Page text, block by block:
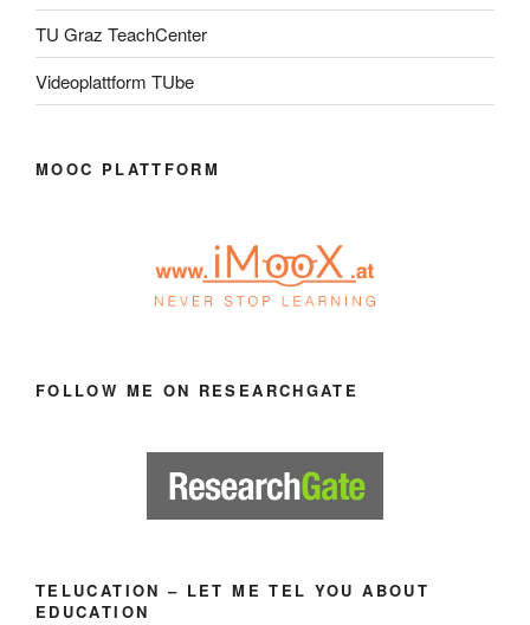
TU Graz TeachCenter
Videoplattform TUbe
MOOC PLATTFORM
FOLLOW ME ON RESEARCHGATE
TELUCATION – LET ME TEL YOU ABOUT
EDUCATION